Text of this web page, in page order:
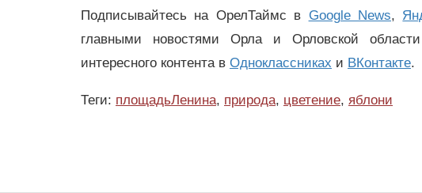
Подписывайтесь на ОрелТаймс в Google News,
главными новостями Орла и Орловской
интересного контента в Одноклассниках и ВКонтакте.
Теги: площадьЛенина, природа, цветение, яблони